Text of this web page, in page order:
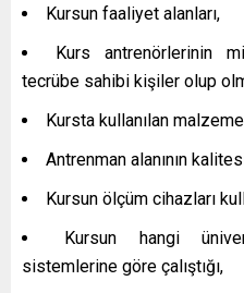
Kursun faaliyet alanları,
Kurs antrenörlerinin
tecrübe sahibi kişiler olup
Kursta kullanılan
Antrenman alanının
Kursun ölçüm cihazları
Kursun hangi
sistemlerine göre çalıştığı,